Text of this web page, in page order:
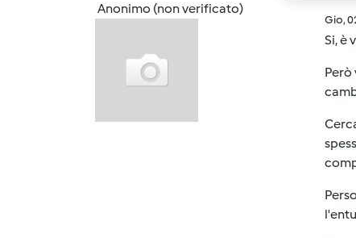
Anonimo (non verificato)
Gio,
Si, è